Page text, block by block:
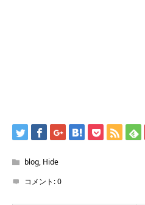
blog, Hide
コメント:0